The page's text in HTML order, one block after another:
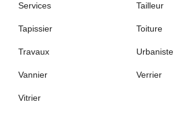
Services Tailleur
Tapissier Toiture
Travaux Urbaniste
Vannier Verrier
Vitrier